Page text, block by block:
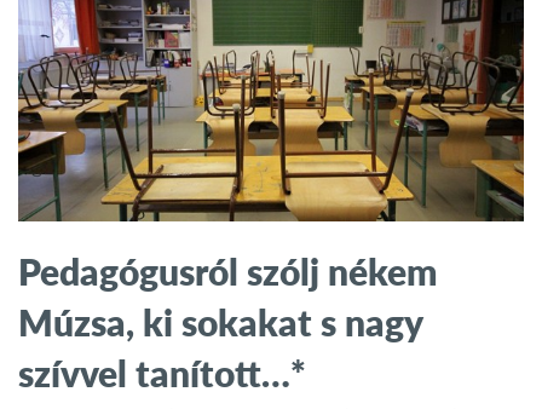
Pedagógusról szólj nékem
Múzsa, ki sokakat s nagy
szívvel tanított…*